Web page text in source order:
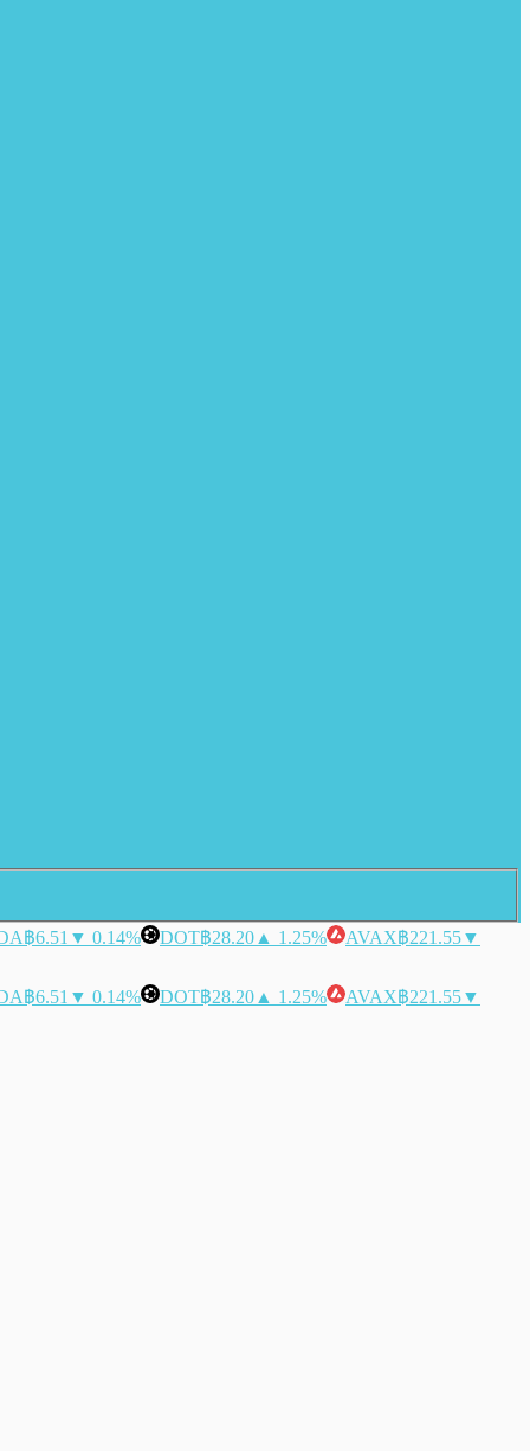
฿6.51 ▼ 0.14% DOT฿28.20 ▲ 1.25% AVAX฿221.55▼
฿6.51 ▼ 0.14% DOT฿28.20 ▲ 1.25% AVAX฿221.55▼